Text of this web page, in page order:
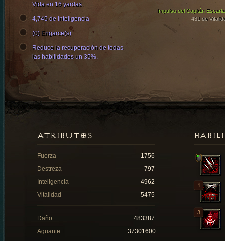
Impulso del Capitán
431 de
Vida en 16 yardas.
4,745 de Inteligencia
(0) Engarce(s)
Reduce la recuperación de todas
las habilidades un 35%.
ATRIBUTOS
Fuerza
1756
Destreza
797
Inteligencia
4962
Vitalidad
5475
Daño
483387
Aguante
37301600